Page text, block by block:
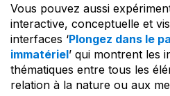
Vous pouvez aussi
interactive, conceptuelle et
interfaces ‘Plongez dans le
immatériel’ qui montrent les
thématiques entre tous les
relation à la nature ou aux